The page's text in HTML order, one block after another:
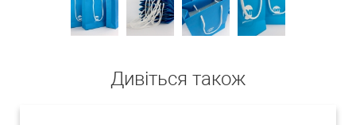
Дивіться також